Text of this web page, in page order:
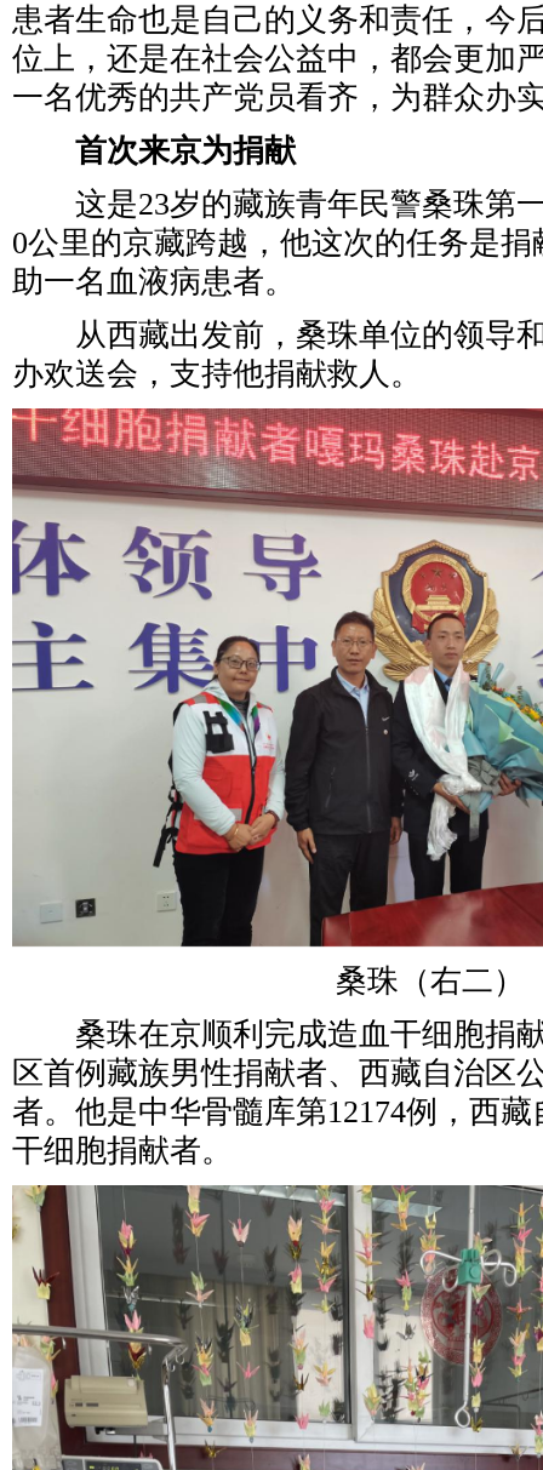
患者生命也是自己的义务和责任，今
位上，还是在社会公益中，都会更加
一名优秀的共产党员看齐，为群众办
首次来京为捐献
这是23岁的藏族青年民警桑珠第一
0公里的京藏跨越，他这次的任务是
助一名血液病患者。
从西藏出发前，桑珠单位的领导
办欢送会，支持他捐献救人。
桑珠（右二）
桑珠在京顺利完成造血干细胞捐
区首例藏族男性捐献者、西藏自治区
者。他是中华骨髓库第12174例，西
干细胞捐献者。